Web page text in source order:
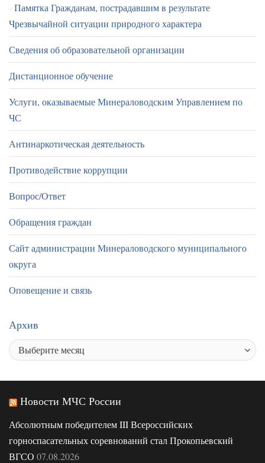
Памятка Гражданам, пострадавшим в результате
Чрезвычайной ситуации природного характера
Сведения об образовательной организации
Дистанционное обучение
Услуги, оказываемые Минераловодским Управлением по
ЧС
Антинаркотическая деятельность
Противодействие коррупции
Вопрос/Ответ
Обращения граждан
Сайт администрации Минераловодского муниципального
округа
Оповещение и связь
Архив
Новости МЧС России
Абсолютным победителем III Всероссийских
горноспасательных соревнований стал Прокопьевский
ВГСО 07.08.2026